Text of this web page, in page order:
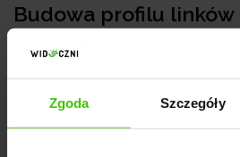
Zgoda Szczegóły
Budowa profilu linków
Jak budujemy profil linków
sklepów z wyposażeniem
współpracy: